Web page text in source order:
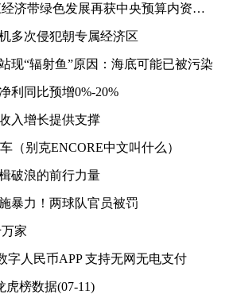
带绿色发展再获中央预算内资金支持
多次侵犯朝专属经济区
现“辐射鱼”原因：海底可能已被污染
利同比预增0%-20%
入增长提供支撑
（别克ENCORE中文叫什么）
破浪的前行力量
暴力！两球队官员被罚
家
字人民币APP 支持无网无电支付
虎榜数据(07-11)